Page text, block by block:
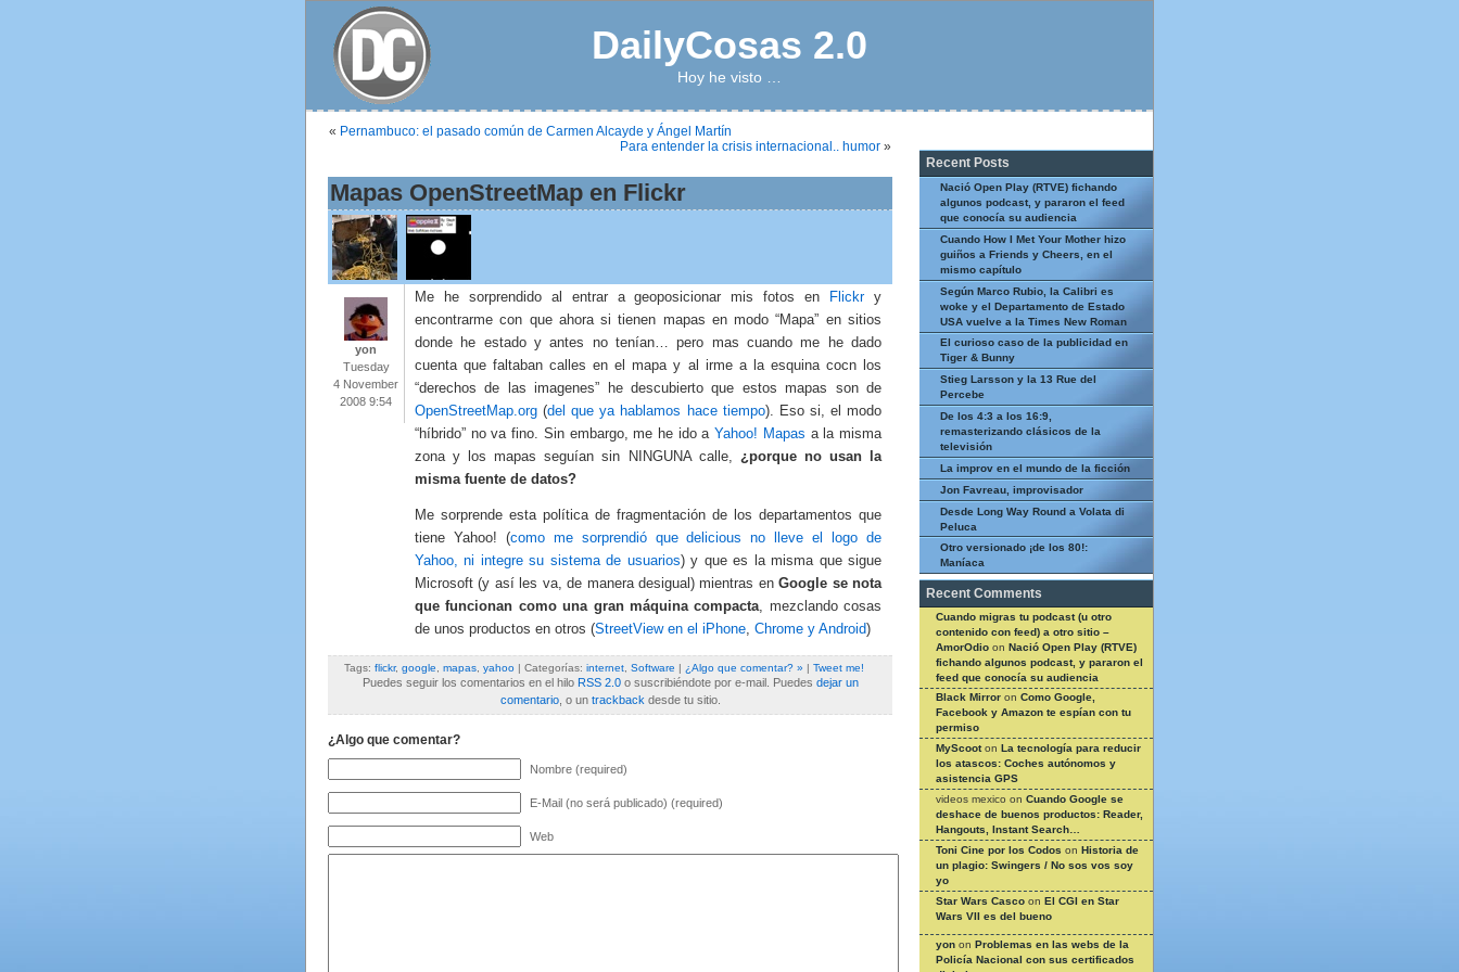
DailyCosas 2.0
Hoy he visto …
« Pernambuco: el pasado común de Carmen Alcayde y Ángel Martín
Para entender la crisis internacional.. humor »
Mapas OpenStreetMap en Flickr
yon
Tuesday
4 November
2008 9:54
Me he sorprendido al entrar a geoposicionar mis fotos en Flickry
encontrarme con que ahora si tienen mapas en modo “Mapa” en sitios
donde he estado y antes no tenían… pero mas cuando me he dado
cuenta que faltaban calles en el mapa y al irme a la esquina cocn los
“derechos de las imagenes” he descubierto que estos mapas son de
OpenStreetMap.org (del que ya hablamos hace tiempo). Eso si, el modo
“híbrido” no va fino. Sin embargo, me he ido aYahoo! Mapas a la misma
zona y los mapas seguían sin NINGUNA calle, ¿porque no usan la
misma fuente de datos?
Me sorprende esta política de fragmentación de los departamentos que
tiene Yahoo! (como me sorprendió que delicious no lleve el logo de
Yahoo, ni integre su sistema de usuarios) y que es la misma que sigue
Microsoft (y así les va, de manera desigual) mientras enGoogle se nota
que funcionan como una gran máquina compacta, mezclando cosas
de unos productos en otros (StreetView en el iPhone, Chrome y Android)
Tags: flickr, google mapas yahoo | Categorías: internet Software | ¿Algo que comentar? » | Tweet me!
Puedes seguir los comentarios en el hilo RSS 2.0o suscribiéndote por e-mail. Puedes dejar un
comentario, o un trackback desde tu sitio.
¿Algo que comentar?
Nombre (required)
E-Mail (no será publicado) (required)
Web
Recent Posts
Nació Open Play (RTVE) fichando
algunos podcast, y pararon el feed
que conocía su audiencia
Cuando How I Met Your Mother hizo
guiños a Friends y Cheers, en el
mismo capítulo
Según Marco Rubio, la Calibri es
woke y el Departamento de Estado
USA vuelve a la Times New Roman
El curioso caso de la publicidad en
Tiger & Bunny
Stieg Larsson y la 13 Rue del
Percebe
De los 4:3 a los 16:9,
remasterizando clásicos de la
televisión
La improv en el mundo de la ficción
Jon Favreau, improvisador
Desde Long Way Round a Volata di
Peluca
Otro versionado ¡de los 80!:
Maníaca
Recent Comments
Cuando migras tu podcast (u otro
contenido con feed) a otro sitio –
AmorOdio on Nació Open Play (RTVE)
fichando algunos podcast, y pararon el
feed que conocía su audiencia
Black Mirror on Como Google,
Facebook y Amazon te espían con tu
permiso
MyScooton La tecnología para reducir
los atascos: Coches autónomos y
asistencia GPS
videos mexico on Cuando Google se
deshace de buenos productos: Reader,
Hangouts, Instant Search…
Toni Cine por los Codos on Historia de
un plagio: Swingers / No sos vos soy
yo
Star Wars Casco on El CGI en Star
Wars VII es del bueno
yon on Problemas en las webs de la
Policía Nacional con sus certificados